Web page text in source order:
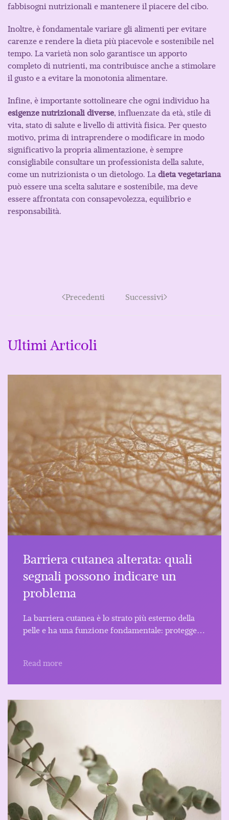
fabbisogni nutrizionali e mantenere il piacere del cibo.
Inoltre, è fondamentale variare gli alimenti per evitare
carenze e rendere la dieta più piacevole e sostenibile nel
tempo. La varietà non solo garantisce un apporto
completo di nutrienti, ma contribuisce anche a stimolare
il gusto e a evitare la monotonia alimentare.
Infine, è importante sottolineare che ogni individuo ha
esigenze nutrizionali diverse, influenzate da età, stile di
vita, stato di salute e livello di attività fisica. Per questo
motivo, prima di intraprendere o modificare in modo
significativo la propria alimentazione, è sempre
consigliabile consultare un professionista della salute,
come un nutrizionista o un dietologo. La dieta vegetariana
può essere una scelta salutare e sostenibile, ma deve
essere affrontata con consapevolezza, equilibrio e
responsabilità.
Precedenti Successivi
Ultimi Articoli
Barriera cutanea alterata: quali
segnali possono indicare un
problema
La barriera cutanea è lo strato più esterno della
pelle e ha una funzione fondamentale: protegge…
Read more